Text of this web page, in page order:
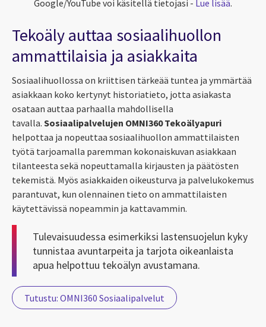
Tekoäly auttaa sosiaalihuollon
ammattilaisia ja asiakkaita
Sosiaalihuollossa on kriittisen tärkeää tuntea ja ymmärtää
asiakkaan koko kertynyt historiatieto, jotta asiakasta
osataan auttaa parhaalla mahdollisella
tavalla. Sosiaalipalvelujen OMNI360 Tekoälyapuri
helpottaa ja nopeuttaa sosiaalihuollon ammattilaisten
työtä tarjoamalla paremman kokonaiskuvan asiakkaan
tilanteesta sekä nopeuttamalla kirjausten ja päätösten
tekemistä. Myös asiakkaiden oikeusturva ja palvelukokemus
parantuvat, kun olennainen tieto on ammattilaisten
käytettävissä nopeammin ja kattavammin.
Tulevaisuudessa esimerkiksi lastensuojelun kyky
tunnistaa avuntarpeita ja tarjota oikeanlaista
apua helpottuu tekoälyn avustamana.
Tutustu: OMNI360 Sosiaalipalvelut
Google/YouTube voi käsitellä tietojasi - Lue lisää.